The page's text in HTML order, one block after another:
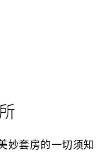
妙套房的一切须知